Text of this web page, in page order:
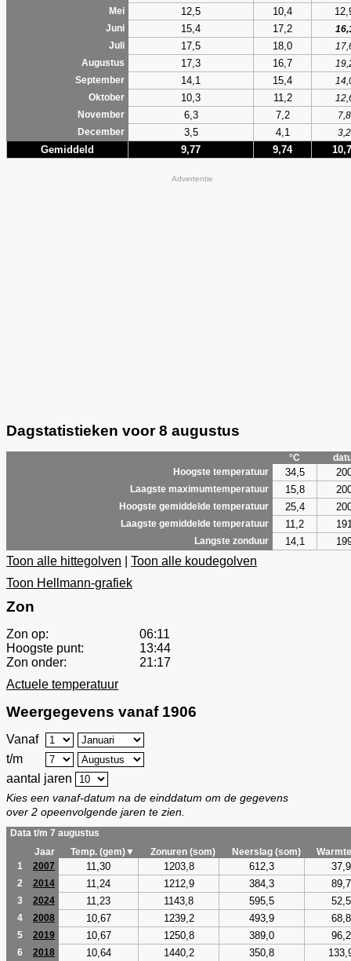
Mei 12,5 10,4
Juni 15,4 17,2
Juli
17,5 18,0
Augustus
17,3 16,7
September
14,1 15,4
Oktober
10,3 11,2
November
6,3 7,2
7,8
December
3,5 4,1 3,2
Gemiddeld 9,77 9,74
Advertentie
Dagstatistieken voor 8 augustus
°C
Hoogste temperatuur
34,5
Laagste maximumtemperatuur 15,8
Hoogste gemiddelde temperatuur 25,4
Laagste gemiddelde temperatuur 11,2
Langste zonduur 14,1
Toon alle hittegolven
Toon alle koudegolven
Toon Hellmann-grafiek
Zon
Zon op:
06:11
Hoogste punt:
13:44
Zon onder:
21:17
Actuele temperatuur
Weergegevens vanaf 1906
Vanaf
t/m
aantal jaren
Kies een vanaf-datum na de einddatum om de gegevens
over 2 opeenvolgende jaren te zien.
Data t/m 7 augustus
Jaar
Temp. (gem)▼ Zonuren (som) Neerslag (som)
1
2007 11,30 1203,8 612,3 37,9
2 2014 11,24 1212,9 384,3 89,7
3 2024 11,23 1143,8 595,5 52,5
4 2008 10,67 1239,2 493,9 68,8
5 2019 10,67 1250,8 389,0 96,2
6 2018 10,64 1440,2 350,8